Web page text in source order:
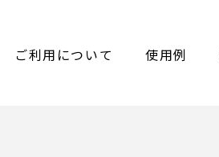
ご利用について 使用例